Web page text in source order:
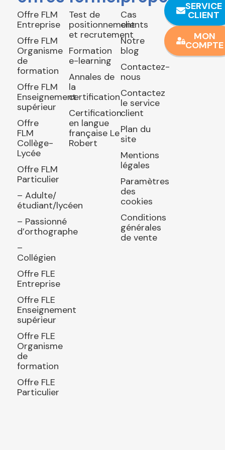
Offre FLM
Entreprise
Offre FLM
Organisme
de
formation
Offre FLM
Enseignement
supérieur
Offre
FLM
Collège-
Lycée
Offre FLM
Particulier
– Adulte/
étudiant/lycéen
– Passionné
d’orthographe
–
Collégien
Offre FLE
Entreprise
Offre FLE
Enseignement
supérieur
Offre FLE
Organisme
de
formation
Offre FLE
Particulier
Test de
positionnement
et recrutement
Formation
e-learning
Annales de
la
certification
Certification
en langue
française Le
Robert
Cas
clients
Notre
blog
Contactez-
nous
Contactez
le service
client
Plan du
site
Mentions
légales
Paramètres
des
cookies
Conditions
générales
de vente
SERVICE
CLIENT
MON
COMPTE